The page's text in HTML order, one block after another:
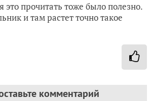
это прочитать тоже было полезно.
и там растет точно такое
комментарий